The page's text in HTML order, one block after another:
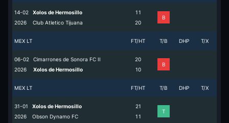
14-02
2026
Xolos de Hermosillo
Club Atletico Tijuana
1
2
1
0
B
MEX LT FT/HT T/B DHP T/X
06-02
2026
Cimarrones de Sonora FC II
Xolos de Hermosillo
2
1
0
0
B
MEX LT FT/HT T/B DHP T/X
31-01
2026
Xolos de Hermosillo
Obson Dynamo FC
2
1
1
1
T